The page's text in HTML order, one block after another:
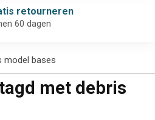
retourneren
60 dagen
model bases
met debris